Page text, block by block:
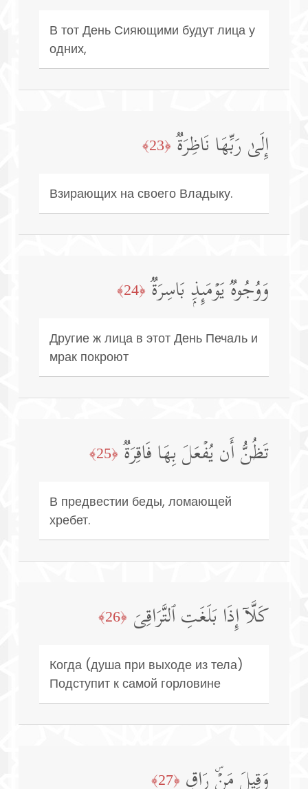
В тот День Сияющими будут лица у
одних,
إِلَىٰ رَبِّهَا نَاظِرَةࣱ ﴿23﴾
Взирающих на своего Владыку.
وَوُجُوهࣱ یَوۡمَىِٕذِۭ بَاسِرَةࣱ ﴿24﴾
Другие ж лица в этот День Печаль и
мрак покроют
تَظُنُّ أَن یُفۡعَلَ بِهَا فَاقِرَةࣱ ﴿25﴾
В предвестии беды, ломающей
хребет.
كَلَّاۤ إِذَا بَلَغَتِ ٱلتَّرَاقِیَ ﴿26﴾
Когда (душа при выходе из тела)
Подступит к самой горловине
وَقِیلَ مَنۡۜ رَاقࣲ ﴿27﴾